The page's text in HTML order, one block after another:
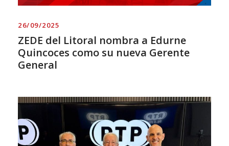
26/09/2025
ZEDE del Litoral nombra a Edurne
Quincoces como su nueva Gerente
General